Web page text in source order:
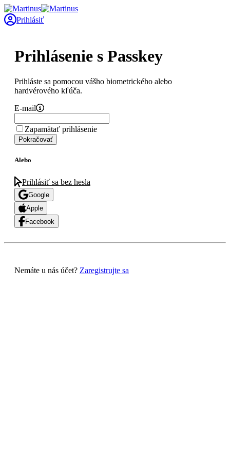
Prihlásiť
Prihlásenie s Passkey
Prihláste sa pomocou vášho biometrického alebo
hardvérového kľúča.
E-mail
Zapamätať prihlásenie
Pokračovať
Alebo
Prihlásiť sa bez hesla
Google
Apple
Facebook
Nemáte u nás účet? Zaregistrujte sa